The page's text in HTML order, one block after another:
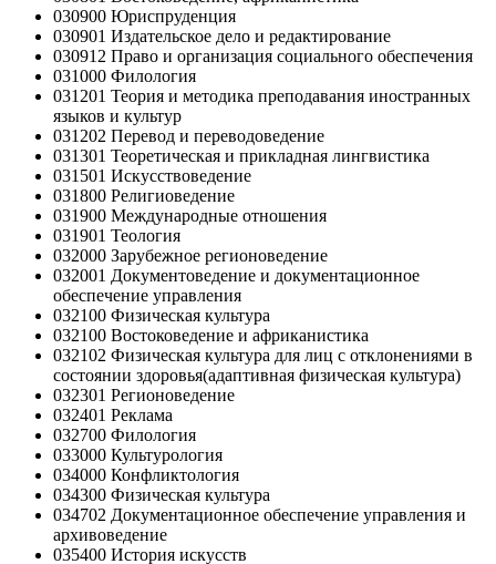
030900 Юриспруденция
030901 Издательское дело и редактирование
030912 Право и организация социального обеспечения
031000 Филология
031201 Теория и методика преподавания иностранных
языков и культур
031202 Перевод и переводоведение
031301 Теоретическая и прикладная лингвистика
031501 Искусствоведение
031800 Религиоведение
031900 Международные отношения
031901 Теология
032000 Зарубежное регионоведение
032001 Документоведение и документационное
обеспечение управления
032100 Физическая культура
032100 Востоковедение и африканистика
032102 Физическая культура для лиц с отклонениями в
состоянии здоровья(адаптивная физическая культура)
032301 Регионоведение
032401 Реклама
032700 Филология
033000 Культурология
034000 Конфликтология
034300 Физическая культура
034702 Документационное обеспечение управления и
архивоведение
035400 История искусств